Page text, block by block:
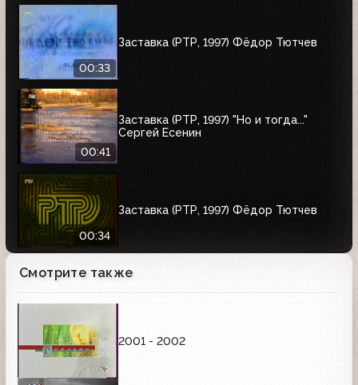
00:33
Заставка (РТР, 1997) Фёдор Тютчев
00:41
Заставка (РТР, 1997) "Но и тогда..."
Сергей Есенин
00:34
Заставка (РТР, 1997) Фёдор Тютчев
Смотрите также
2001 - 2002